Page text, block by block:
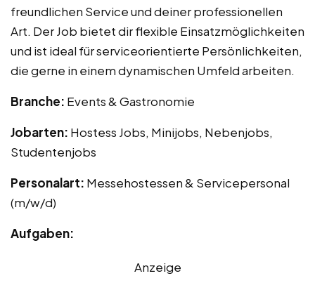
freundlichen Service und deiner professionellen
Art. Der Job bietet dir flexible Einsatzmöglichkeiten
und ist ideal für serviceorientierte Persönlichkeiten,
die gerne in einem dynamischen Umfeld arbeiten.
Branche: Events & Gastronomie
Jobarten: Hostess Jobs, Minijobs, Nebenjobs,
Studentenjobs
Personalart: Messehostessen & Servicepersonal
(m/w/d)
Aufgaben:
Anzeige